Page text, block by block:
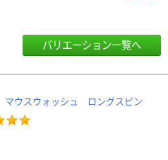
バリエーション一覧へ
ウスウォッシュ ロングスピン